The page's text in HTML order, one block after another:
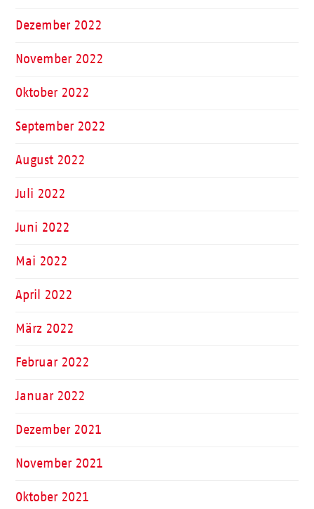
Dezember 2022
November 2022
Oktober 2022
September 2022
August 2022
Juli 2022
Juni 2022
Mai 2022
April 2022
März 2022
Februar 2022
Januar 2022
Dezember 2021
November 2021
Oktober 2021